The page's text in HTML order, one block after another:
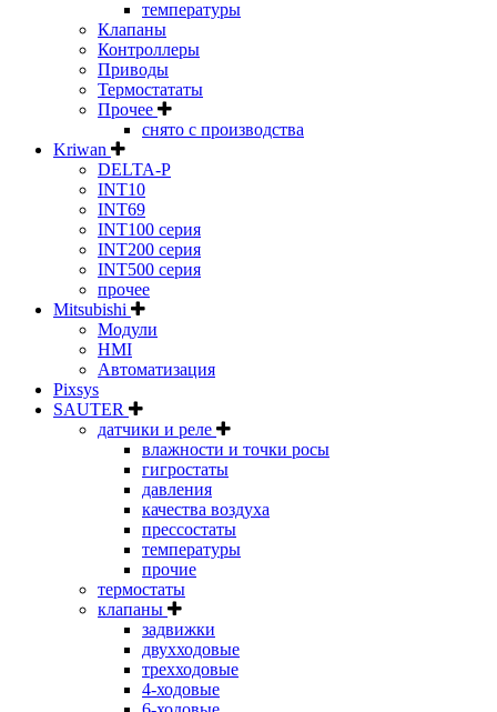
температуры
Клапаны
Контроллеры
Приводы
Термостататы
Прочее
снято с производства
Kriwan
DELTA-P
INT10
INT69
INT100 серия
INT200 серия
INT500 серия
прочее
Mitsubishi
Модули
HMI
Автоматизация
Pixsys
SAUTER
датчики и реле
влажности и точки росы
гигростаты
давления
качества воздуха
прессостаты
температуры
прочие
термостаты
клапаны
задвижки
двухходовые
трехходовые
4-ходовые